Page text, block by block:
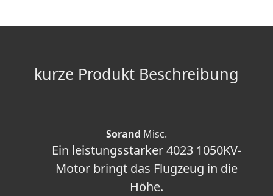
kurze Produkt Beschreibung
Sorand Misc.
Ein leistungsstarker 4023 1050KV-
Motor bringt das Flugzeug in die
Höhe.